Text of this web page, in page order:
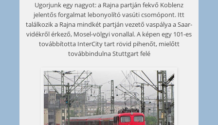
Ugorjunk egy nagyot: a Rajna partján fekvő Koblenz
jelentős forgalmat lebonyolító vasúti csomópont. Itt
találkozik a Rajna mindkét partján vezető vaspálya a Saar-
vidékről érkező, Mosel-völgyi vonallal. A képen egy 101-es
továbbította InterCity tart rövid pihenőt, mielőtt
továbbindulna Stuttgart felé